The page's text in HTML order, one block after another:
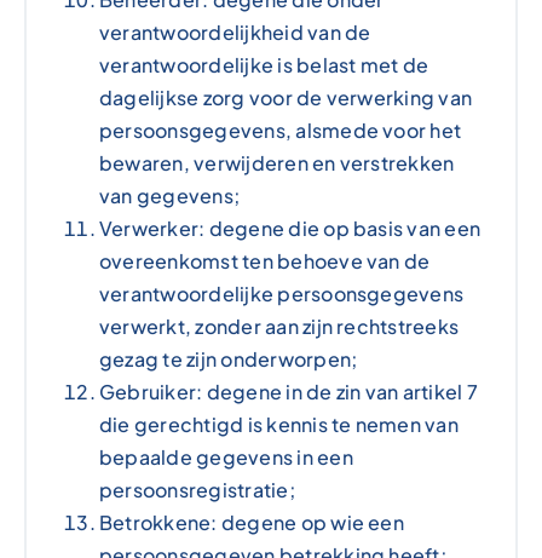
verantwoordelijkheid van de
verantwoordelijke is belast met de
dagelijkse zorg voor de verwerking van
persoonsgegevens, alsmede voor het
bewaren, verwijderen en verstrekken
van gegevens;
Verwerker: degene die op basis van een
overeenkomst ten behoeve van de
verantwoordelijke persoonsgegevens
verwerkt, zonder aan zijn rechtstreeks
gezag te zijn onderworpen;
Gebruiker: degene in de zin van artikel 7
die gerechtigd is kennis te nemen van
bepaalde gegevens in een
persoonsregistratie;
Betrokkene: degene op wie een